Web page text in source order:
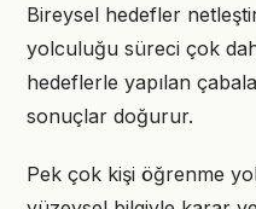
Bireysel hedefler
yolculuğu süreci çok
hedeflerle yapılan
sonuçlar doğurur.
Pek çok kişi öğrenme